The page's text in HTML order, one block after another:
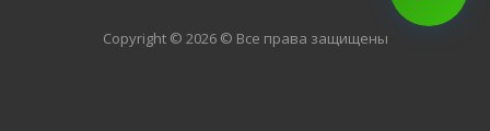
Copyright © 2026 © Все права защищены